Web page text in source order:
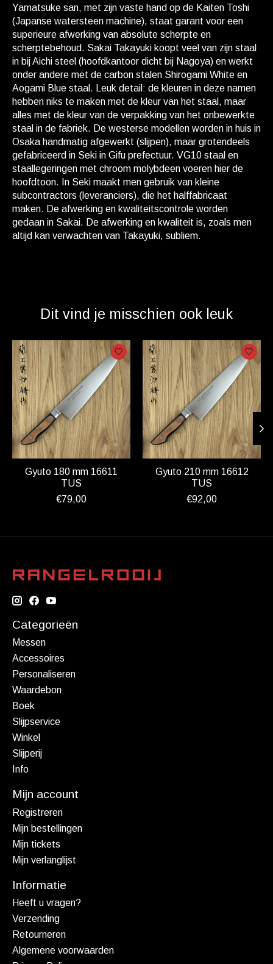
Yamatsuke san, met zijn vaste hand op de Kaiten Toshi
(Japanse watersteen machine), staat garant voor een
superieure afwerking van absolute scherpte en
scherptebehoud. Sakai Takayuki koopt veel van zijn staal
in bij Aichi steel (hoofdkantoor dicht bij Nagoya) en werkt
onder andere met de carbon stalen Shirogami White en
Aogami Blue staal. Leuk detail: de kleuren in deze namen
hebben niks te maken met de kleur van het staal, maar
alles met de kleur van de verpakking van het onbewerkte
staal in de fabriek. De westerse modellen worden in huis in
Osaka handmatig afgewerkt (slijpen), maar grotendeels
gefabriceerd in Seki in Gifu prefectuur. VG10 staal en
staallegeringen met chroom molybdeen voeren hier de
hoofdtoon. In Seki maakt men gebruik van kleine
subcontractors (leveranciers), die het halffabricaat
maken. De afwerking en kwaliteitscontrole worden
gedaan in Sakai. De afwerking en kwaliteit is, zoals men
altijd kan verwachten van Takayuki, subliem.
Dit vind je misschien ook leuk
Items van productcarrousel
Gyuto 180 mm 16611
TUS
€79,00
Gyuto 210 mm 16612
TUS
€92,00
Categorieën
Messen
Accessoires
Personaliseren
Waardebon
Boek
Slijpservice
Winkel
Slijperij
Info
Mijn account
Registreren
Mijn bestellingen
Mijn tickets
Mijn verlanglijst
Informatie
Heeft u vragen?
Verzending
Retourneren
Algemene voorwaarden